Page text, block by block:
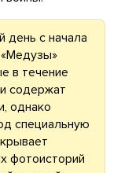
день с начала
в течение
содержат
однако
специальную
фотоисторий